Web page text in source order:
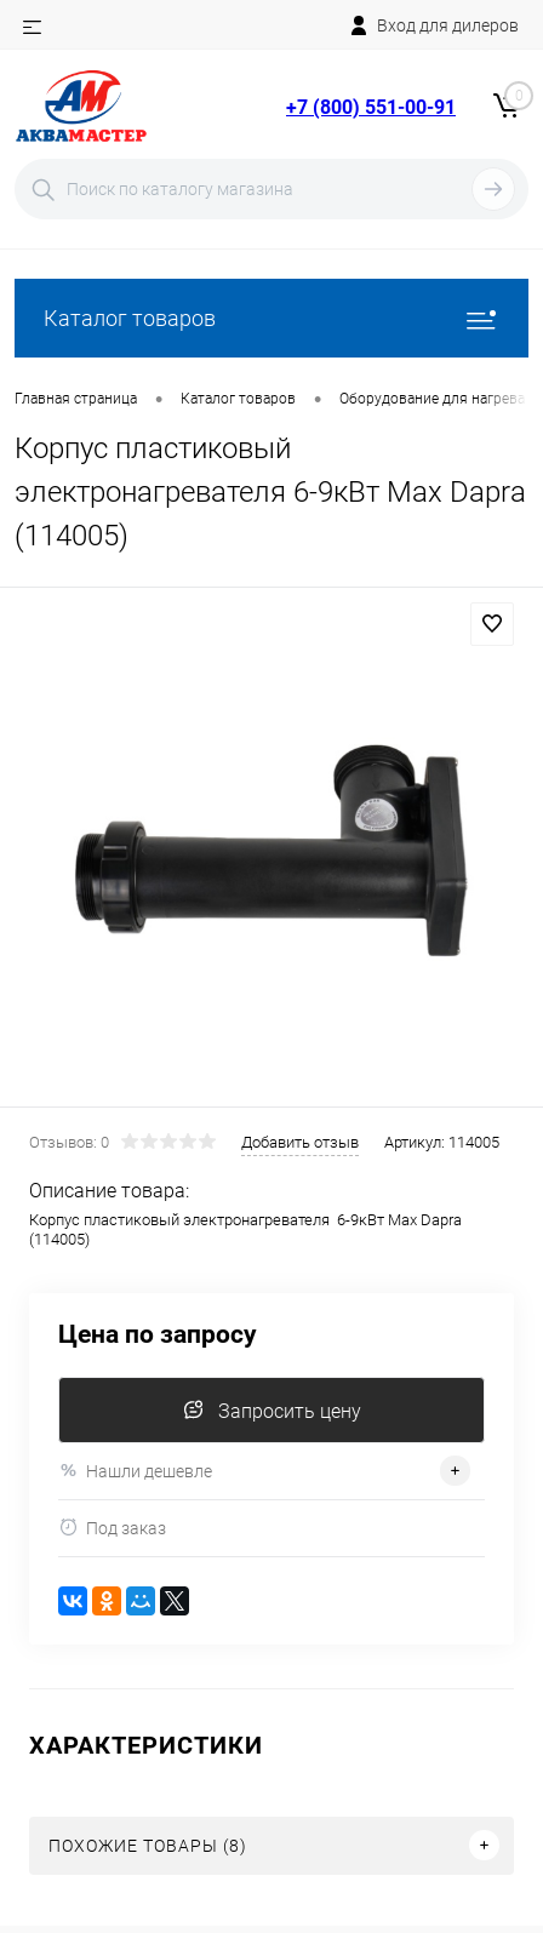
Вход для дилеров
+7 (800) 551-00-91 0
Каталог товаров
Главная страница • Каталог товаров • Оборудование для нагрева
Корпус пластиковый
электронагревателя 6-9кВт Max Dapra
(114005)
Отзывов: 0 Добавить отзыв Артикул: 114005
Описание товара:
Корпус пластиковый электронагревателя 6-9кВт Max Dapra
(114005)
Цена по запросу
Запросить цену
Нашли дешевле
Под заказ
ХАРАКТЕРИСТИКИ
ПОХОЖИЕ ТОВАРЫ (8)